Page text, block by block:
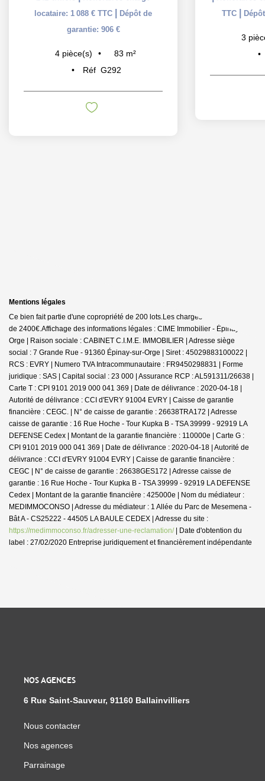
locataire: 1 088 € TTC
Dépôt de
garantie: 906 €
4 pièce(s) 83 m²
Réf G292
TTC
3
Mentions légales
Ce bien fait partie d'une copropriété de 200 lots.Les charges annuelles sont
de 2400€.Affichage des informations légales : CIME Immobilier - Épinay-sur-
Orge | Raison sociale : CABINET C.I.M.E. IMMOBILIER | Adresse siège
social : 7 Grande Rue - 91360 Épinay-sur-Orge | Siret : 45029883100022 |
RCS : EVRY | Numero TVA Intracommunautaire : FR9450298831 | Forme
juridique : SAS | Capital social : 23 000 | Assurance RCP : AL591311/26638 |
Carte T : CPI 9101 2019 000 041 369 | Date de délivrance : 2020-04-18 |
Autorité de délivrance : CCI d'EVRY 91004 EVRY | Caisse de garantie
financière : CEGC. | N° de caisse de garantie : 26638TRA172 | Adresse
caisse de garantie : 16 Rue Hoche - Tour Kupka B - TSA 39999 - 92919 LA
DEFENSE Cedex | Montant de la garantie financière : 110000e | Carte G :
CPI 9101 2019 000 041 369 | Date de délivrance : 2020-04-18 | Autorité de
délivrance : CCI d'EVRY 91004 EVRY | Caisse de garantie financière :
CEGC | N° de caisse de garantie : 26638GES172 | Adresse caisse de
garantie : 16 Rue Hoche - Tour Kupka B - TSA 39999 - 92919 LA DEFENSE
Cedex | Montant de la garantie financière : 425000e | Nom du médiateur :
MEDIMMOCONSO | Adresse du médiateur : 1 Allée du Parc de Mesemena -
Bât A - CS25222 - 44505 LA BAULE CEDEX | Adresse du site :
https://medimmoconso.fr/adresser-une-reclamation/| Date d'obtention du
label : 27/02/2020 Entreprise juridiquement et financièrement indépendante
NOS AGENCES
6 Rue Saint-Sauveur, 91160 Ballainvilliers
Nous contacter
Nos agences
Parrainage